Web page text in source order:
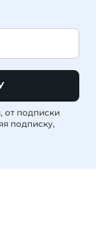
от подписки
подписку,